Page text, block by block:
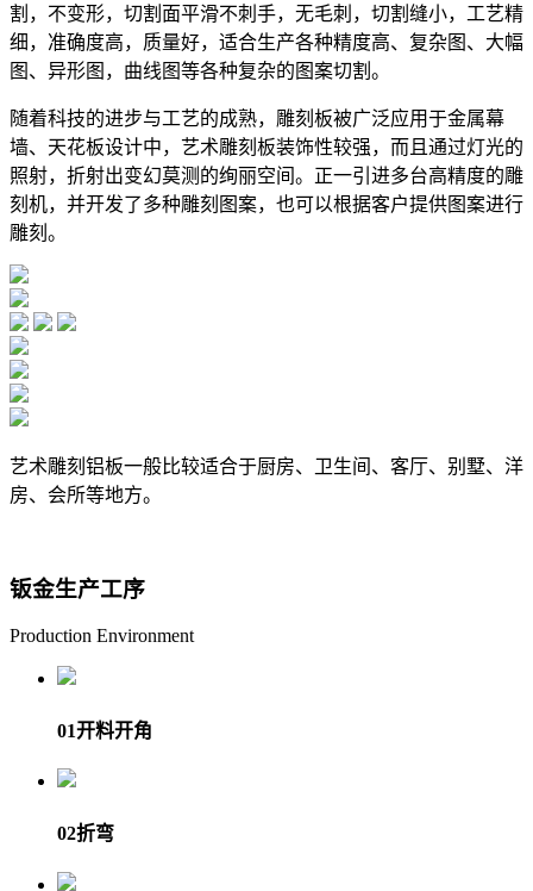
割，不变形，切割面平滑不刺手，无毛刺，切割缝小，工艺精
细，准确度高，质量好，适合生产各种精度高、复杂图、大幅
图、异形图，曲线图等各种复杂的图案切割。
随着科技的进步与工艺的成熟，雕刻板被广泛应用于金属幕
墙、天花板设计中，艺术雕刻板装饰性较强，而且通过灯光的
照射，折射出变幻莫测的绚丽空间。正一引进多台高精度的雕
刻机，并开发了多种雕刻图案，也可以根据客户提供图案进行
雕刻。
艺术雕刻铝板一般比较适合于厨房、卫生间、客厅、别墅、洋
房、会所等地方。
钣金生产工序
Production Environment
01开料开角
02折弯